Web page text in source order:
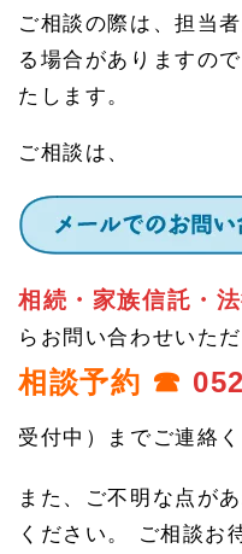
ご相談の際は、担当
る場合がありますの
たします。
ご相談は、
相続・家族信託・
らお問い合わせいただ
相談予約 ☎
受付中）までご連絡く
また、ご不明な点が
ください。 ご相談お